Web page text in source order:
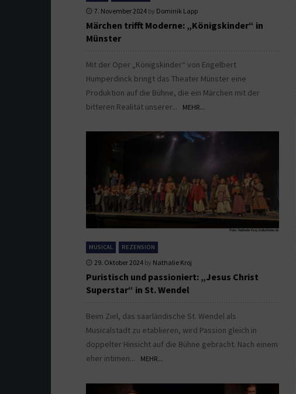
7. November 2024 by Dominik Lapp
Märchen trifft Moderne: „Königskinder“ in
Münster
Mit der Oper „Königskinder“ von Engelbert
Humperdinck bringt das Theater Münster eine
Produktion auf die Bühne, die ein Märchen mit der
bitteren Realität unserer...
MEHR...
MUSICAL REZENSION
29. Oktober 2024 by Nathalie Kroj
Puristisch und passioniert: „Jesus Christ
Superstar“ in St. Wendel
Beim Ziel, das saarländische St. Wendel als
Musicalstadt zu etablieren, wird Passion gleich in
doppelter Hinsicht auf die Bühne gebracht. Nach einem
eher intimen...
MEHR...